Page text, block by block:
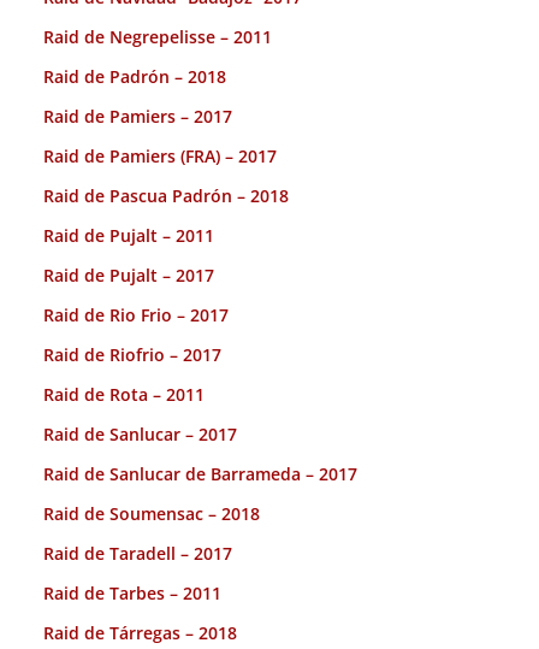
Raid de Negrepelisse – 2011
Raid de Padrón – 2018
Raid de Pamiers – 2017
Raid de Pamiers (FRA) – 2017
Raid de Pascua Padrón – 2018
Raid de Pujalt – 2011
Raid de Pujalt – 2017
Raid de Rio Frio – 2017
Raid de Riofrio – 2017
Raid de Rota – 2011
Raid de Sanlucar – 2017
Raid de Sanlucar de Barrameda – 2017
Raid de Soumensac – 2018
Raid de Taradell – 2017
Raid de Tarbes – 2011
Raid de Tárregas – 2018